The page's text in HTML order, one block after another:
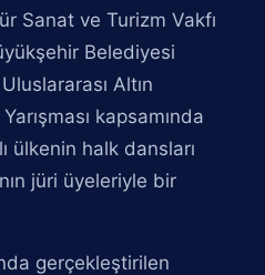
Sanat ve Turizm Vakfı
Belediyesi
Altın
kapsamında
ülkenin halk dansları
jüri üyeleriyle bir
gerçekleştirilen